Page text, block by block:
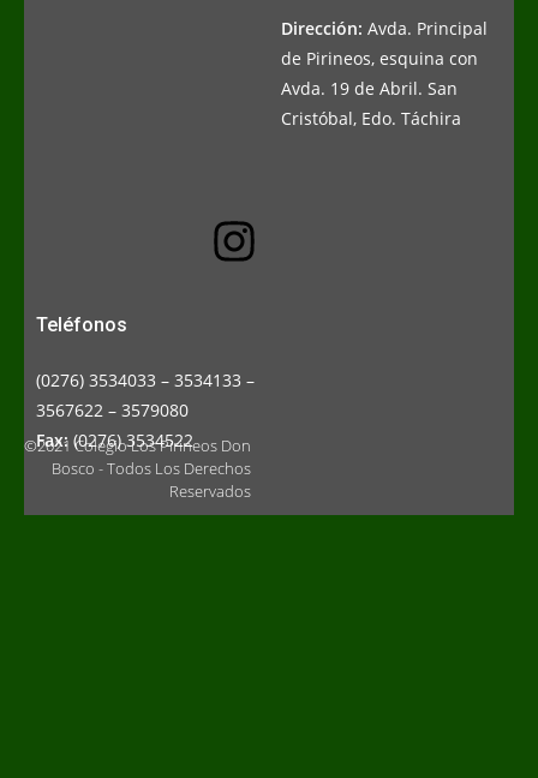
Dirección: Avda. Principal
de Pirineos, esquina con
Avda. 19 de Abril. San
Cristóbal, Edo. Táchira
Teléfonos
(0276) 3534033 – 3534133 –
3567622 – 3579080
Fax: (0276) 3534522
©2021 Colegio Los Pirineos Don
Bosco - Todos Los Derechos
Reservados